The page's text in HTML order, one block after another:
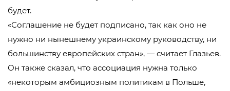
будет.
«Соглашение не будет подписано, так как оно не
нужно ни нынешнему украинскому руководству, ни
большинству европейских стран», — считает Глазьев.
Он также сказал, что ассоциация нужна только
«некоторым амбициозным политикам в Польше,